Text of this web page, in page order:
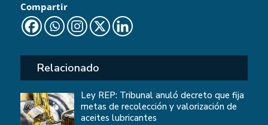
Compartir
Relacionado
Ley REP: Tribunal anuló decreto que fija
metas de recolección y valorización de
aceites lubricantes